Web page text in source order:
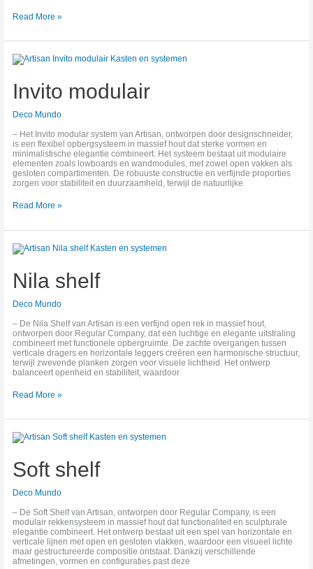
Read More »
Invito modulair
Deco Mundo
– Het Invito modular system van Artisan, ontworpen door designschneider,
is een flexibel opbergsysteem in massief hout dat sterke vormen en
minimalistische elegantie combineert. Het systeem bestaat uit modulaire
elementen zoals lowboards en wandmodules, met zowel open vakken als
gesloten compartimenten. De robuuste constructie en verfijnde proporties
zorgen voor stabiliteit en duurzaamheid, terwijl de natuurlijke
Invito
modulair
Read More »
Nila shelf
Deco Mundo
– De Nila Shelf van Artisan is een verfijnd open rek in massief hout,
ontworpen door Regular Company, dat een luchtige en elegante uitstraling
combineert met functionele opbergruimte. De zachte overgangen tussen
verticale dragers en horizontale leggers creëren een harmonische structuur,
terwijl zwevende planken zorgen voor visuele lichtheid. Het ontwerp
balanceert openheid en stabiliteit, waardoor
Nila
shelf
Read More »
Soft shelf
Deco Mundo
– De Soft Shelf van Artisan, ontworpen door Regular Company, is een
modulair rekkensysteem in massief hout dat functionaliteit en sculpturale
elegantie combineert. Het ontwerp bestaat uit een spel van horizontale en
verticale lijnen met open en gesloten vlakken, waardoor een visueel lichte
maar gestructureerde compositie ontstaat. Dankzij verschillende
afmetingen, vormen en configuraties past deze
Soft
shelf